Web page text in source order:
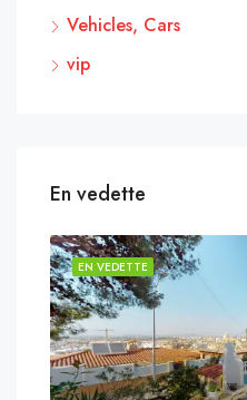
Vehicles, Cars
vip
En vedette
EN VEDETTE